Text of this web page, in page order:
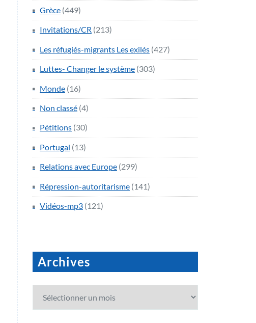
Grèce (449)
Invitations/CR (213)
Les réfugiés-migrants Les exilés (427)
Luttes- Changer le système (303)
Monde (16)
Non classé (4)
Pétitions (30)
Portugal (13)
Relations avec Europe (299)
Répression-autoritarisme (141)
Vidéos-mp3 (121)
Archives